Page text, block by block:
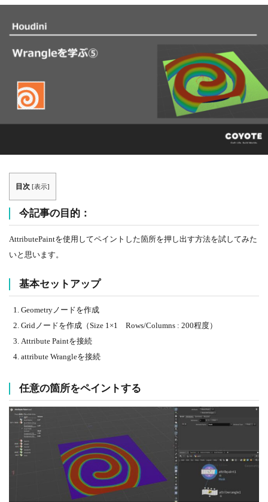
目次 [表示]
今記事の目的：
AttributePaintを使用してペイントした箇所を押し出す方法を試してみた
いと思います。
基本セットアップ
Geometryノードを作成
Gridノードを作成（Size 1×1 Rows/Columns : 200程度）
Attribute Paintを接続
attribute Wrangleを接続
任意の箇所をペイントする